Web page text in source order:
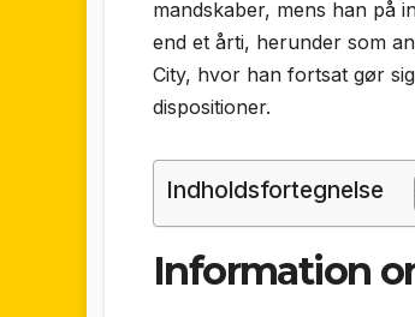
mandskaber, mens han på
end et årti, herunder som
City, hvor han fortsat gør
dispositioner.
Indholdsfortegnelse
Information